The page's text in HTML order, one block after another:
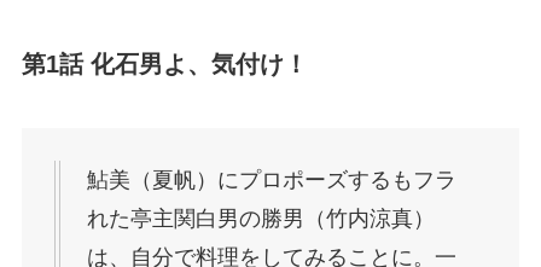
第1話 化石男よ、気付け！
鮎美（夏帆）にプロポーズするもフラ
れた亭主関白男の勝男（竹内涼真）
は、自分で料理をしてみることに。一